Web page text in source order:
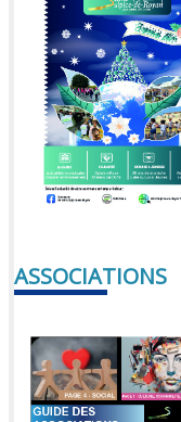
ASSOCIATIONS